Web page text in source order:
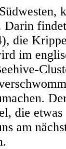
Darin
die
im
die
am